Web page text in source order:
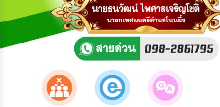
ความ
ยุทธศาสตร์/